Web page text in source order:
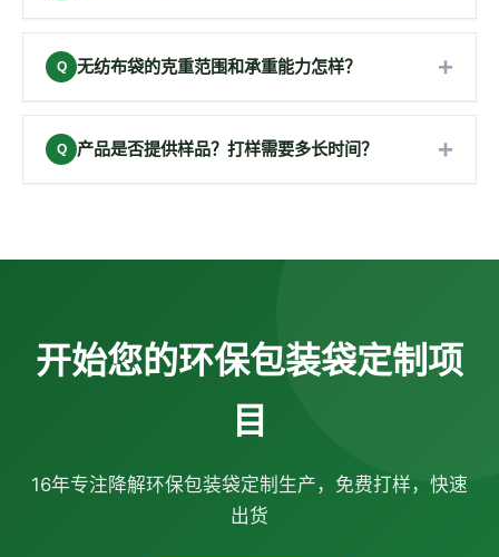
符合品牌ESG可持续发展要求。
支持全方位定制印刷，包括单面/双面多色印刷。采用
环保水性油墨，提供柔印、胶印、凹印等多种工艺，
品级安全标准。
Q 无纺布袋的克重范围和承重能力怎样？ +
无纺布袋克重范围从40g/m²到120g/m²可选，常用克
重为60-80g/m²。承重能力根据克重和工艺不同，一
Q 产品是否提供样品？打样需要多长时间？ +
工作日完成。大货确认后，样品费用可抵扣大货订
开始您的环保包装袋定制项
目
16年专注降解环保包装袋定制生产，免费打样，快速
出货